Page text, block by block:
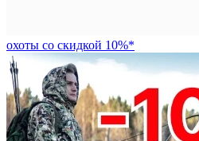
охоты со скидкой 10%*